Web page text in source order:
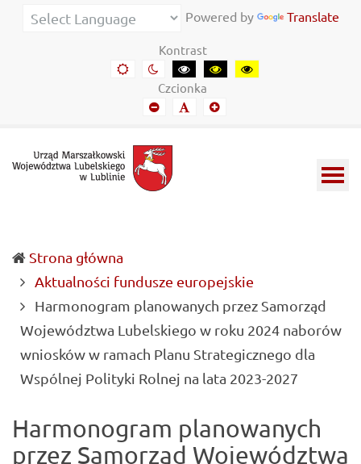
Urząd
Informacje
Lubelszczyźnie
Powered by Translate
Kontrast
Domyślny
kontrast
Kontrast
nocny
Kontrast
czarny-
biały
Kontrast
czarny-
Kontrast
żółto-
Czcionka
Mniejszy
font
Domyślny
font
Mniejszy
Strona główna
Aktualności fundusze europejskie
Harmonogram planowanych przez Samorząd
Województwa Lubelskiego w roku 2024 naborów
wniosków w ramach Planu Strategicznego dla
Wspólnej Polityki Rolnej na lata 2023-2027
Harmonogram planowanych
przez Samorząd Województwa